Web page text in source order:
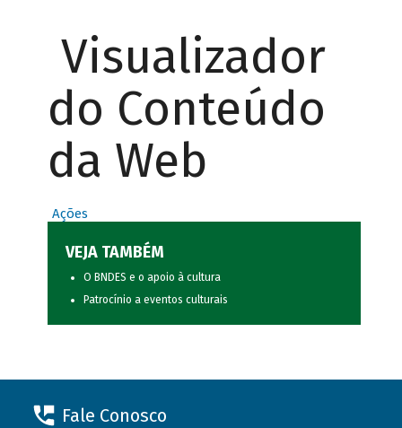
Visualizador
do Conteúdo
da Web
Ações
VEJA TAMBÉM
O BNDES e o apoio à cultura
Patrocínio a eventos culturais
Fale Conosco